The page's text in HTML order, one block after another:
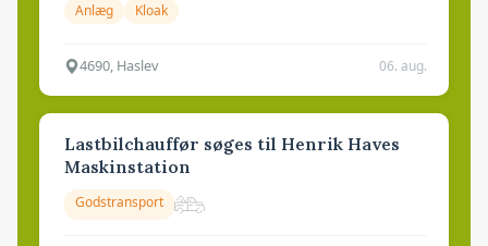
Anlæg Kloak
4690, Haslev 06. aug.
Lastbilchauffør søges til Henrik Haves
Maskinstation
Godstransport